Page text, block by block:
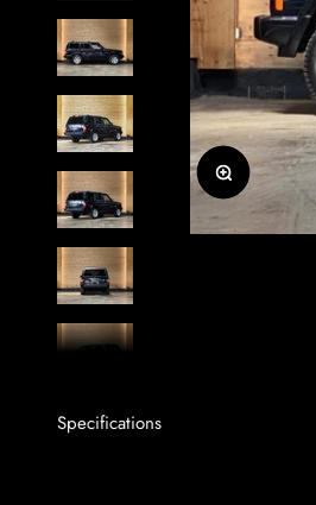
Zoomer sur l'image
Specifications